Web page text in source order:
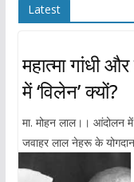
Latest
महात्मा गांधी
में ‘विलेन’ क्यों?
मा. मोहन लाल।। आंदोलन में
जवाहर लाल नेहरू के